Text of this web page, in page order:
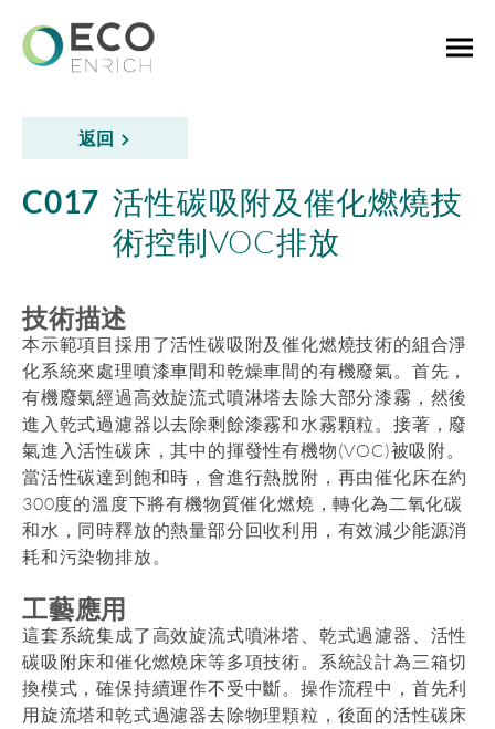
返回
C017 活性碳吸附及催化燃燒技
術控制VOC排放
技術描述
本示範項目採用了活性碳吸附及催化燃燒技術的組合淨
化系統來處理噴漆車間和乾燥車間的有機廢氣。首先，
有機廢氣經過高效旋流式噴淋塔去除大部分漆霧，然後
進入乾式過濾器以去除剩餘漆霧和水霧顆粒。接著，廢
氣進入活性碳床，其中的揮發性有機物(VOC)被吸附。
當活性碳達到飽和時，會進行熱脫附，再由催化床在約
300度的溫度下將有機物質催化燃燒，轉化為二氧化碳
和水，同時釋放的熱量部分回收利用，有效減少能源消
耗和污染物排放。
工藝應用
這套系統集成了高效旋流式噴淋塔、乾式過濾器、活性
碳吸附床和催化燃燒床等多項技術。系統設計為三箱切
換模式，確保持續運作不受中斷。操作流程中，首先利
用旋流塔和乾式過濾器去除物理顆粒，後面的活性碳床